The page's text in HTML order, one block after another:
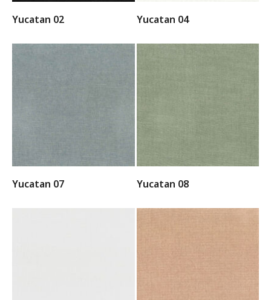
Yucatan 02 Yucatan 04
Yucatan 07 Yucatan 08